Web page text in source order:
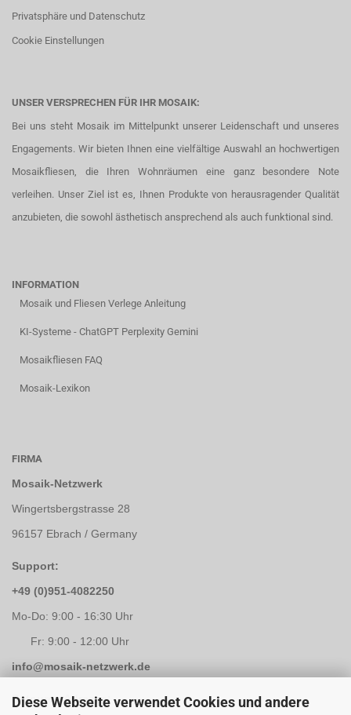
Diese Webseite verwendet Cookies und andere
Privatsphäre und Datenschutz
Cookie Einstellungen
UNSER VERSPRECHEN FÜR IHR MOSAIK:
Bei uns steht Mosaik im Mittelpunkt unserer Leidenschaft und unseres
Engagements. Wir bieten Ihnen eine vielfältige Auswahl an hochwertigen
Mosaikfliesen, die Ihren Wohnräumen eine ganz besondere Note
verleihen. Unser Ziel ist es, Ihnen Produkte von herausragender Qualität
anzubieten, die sowohl ästhetisch ansprechend als auch funktional sind.
INFORMATION
Mosaik und Fliesen Verlege Anleitung
KI-Systeme - ChatGPT Perplexity Gemini
Mosaikfliesen FAQ
Mosaik-Lexikon
FIRMA
Mosaik-Netzwerk
Wingertsbergstrasse 28
96157 Ebrach / Germany
Support:
+49 (0)951-4082250
Mo-Do: 9:00 - 16:30 Uhr
Fr: 9:00 - 12:00 Uhr
info@mosaik-netzwerk.de
Retouren Adresse: